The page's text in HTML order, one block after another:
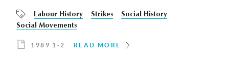
Labour History Strikes
Social History
Social Movements
1989 1-2 READ MORE